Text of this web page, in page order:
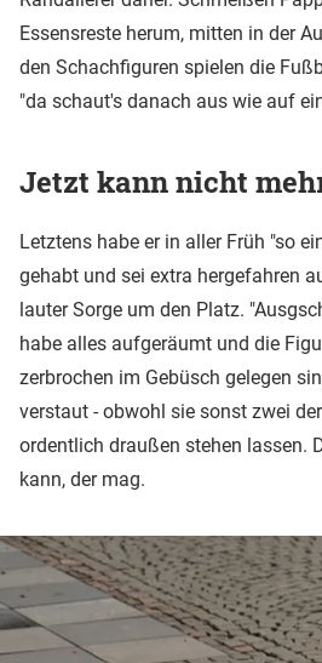
Essensreste herum, mitten in der
den Schachfiguren spielen die
"da schaut's danach aus wie auf
Jetzt kann nicht
Letztens habe er in aller Früh "so
gehabt und sei extra hergefahren
lauter Sorge um den Platz.
habe alles aufgeräumt und die
zerbrochen im Gebüsch gelegen
verstaut - obwohl sie sonst zwei
ordentlich draußen stehen lassen.
kann, der mag.